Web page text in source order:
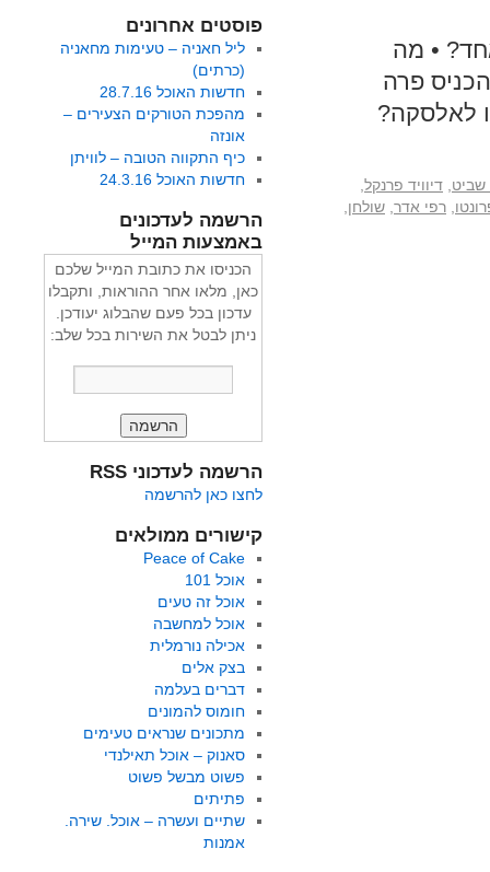
• מה
פרה
שביט דיוויד פרנקל
רפי אדר שולחן
פוסטים אחרונים
ליל חאניה – טעימות מחאניה
(כרתים)
חדשות האוכל 28.7.16
מהפכת הטורקים הצעירים –
אונזה
כיף התקווה הטובה – לוויתן
חדשות האוכל 24.3.16
הרשמה לעדכונים
באמצעות המייל
הכניסו את כתובת המייל שלכם
כאן, מלאו אחר ההוראות, ותקבלו
עדכון בכל פעם שהבלוג יעודכן.
ניתן לבטל את השירות בכל שלב:
הרשמה לעדכוני RSS
לחצו כאן להרשמה
קישורים ממולאים
Peace of Cake
אוכל 101
אוכל זה טעים
אוכל למחשבה
אכילה נורמלית
בצק אלים
דברים בעלמה
חומוס להמונים
מתכונים שנראים טעימים
סאנוק – אוכל תאילנדי
פשוט מבשל פשוט
פתיתים
שתיים ועשרה – אוכל. שירה.
אמנות